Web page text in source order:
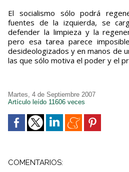
El socialismo sólo podrá
fuentes de la izquierda, se
defender la limpieza y la
pero esa tarea parece
desideologizados y en manos de
las que sólo motiva el poder y el
Martes, 4 de Septiembre 2007
Artículo leído 11606 veces
COMENTARIOS: